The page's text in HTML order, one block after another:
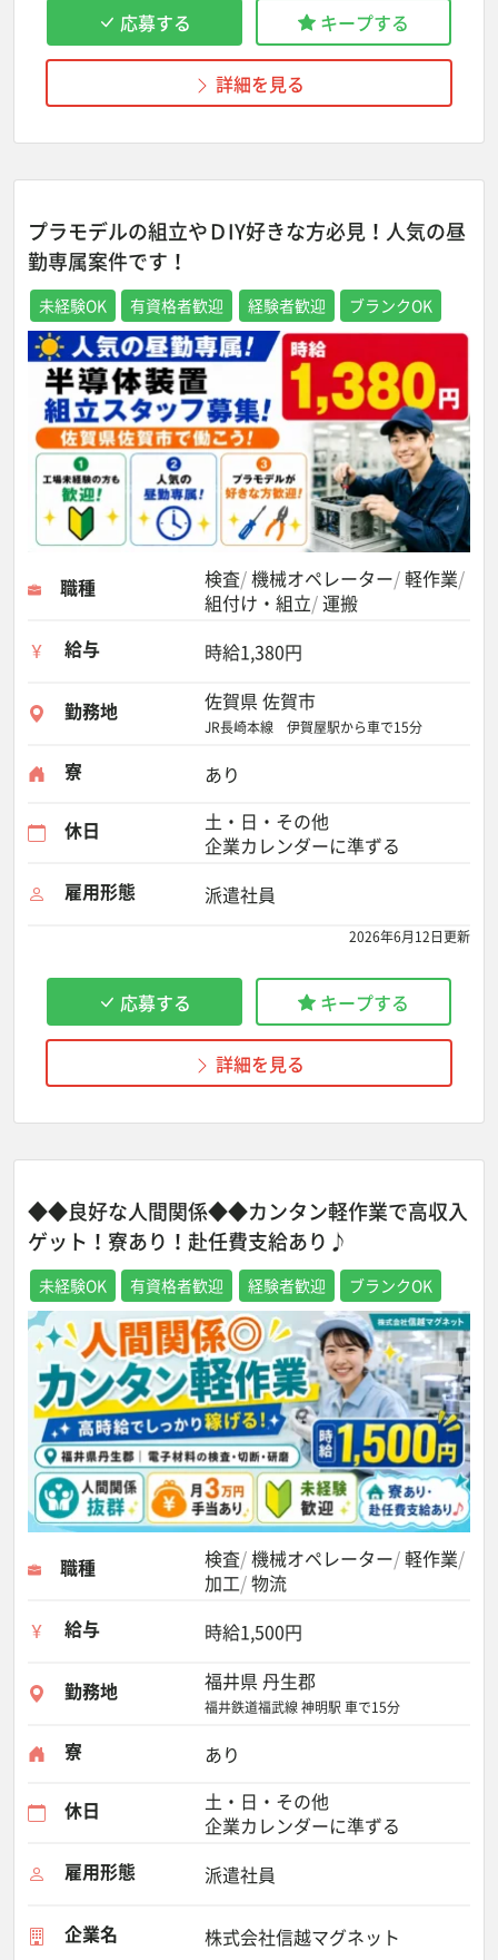
応募する キープする
詳細を見る
プラモデルの組立やＤIY好きな方必見！人気の昼
勤専属案件です！
未経験OK 有資格者歓迎 経験者歓迎 ブランクOK
職種 検査 機械オペレーター 軽作業
組付け・組立 運搬
給与
時給1,380円
勤務地 佐賀県 佐賀市
JR長崎本線 伊賀屋駅から車で15分
寮 あり
休日
土・日・その他
企業カレンダーに準ずる
雇用形態
派遣社員
2026年6月12日更新
応募する キープする
詳細を見る
◆◆良好な人間関係◆◆カンタン軽作業で高収入
ゲット！寮あり！赴任費支給あり♪
未経験OK 有資格者歓迎 経験者歓迎 ブランクOK
職種 検査 機械オペレーター 軽作業
加工 物流
給与
時給1,500円
勤務地 福井県 丹生郡
福井鉄道福武線 神明駅 車で15分
寮 あり
休日
土・日・その他
企業カレンダーに準ずる
雇用形態
派遣社員
企業名 株式会社信越マグネット